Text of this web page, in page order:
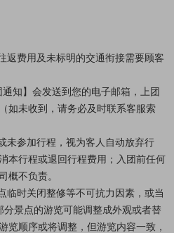
返费用及未标明的交通衔接需要顾客
通知】会发送到您的电子邮箱，上团
如未收到，请务必及时联系客服索
未参加行程，视为客人自动放弃行
本行程或退回行程费用；入团前任何
概不负责。
临时关闭整修等不可抗力因素，或当
分景点的游览可能调整成外观或者替
览顺序或将调整，但游览内容一致，